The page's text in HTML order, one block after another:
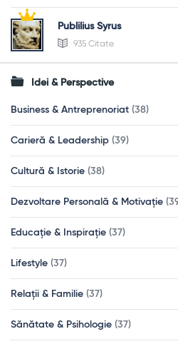
Publilius Syrus
935 Citate
Idei & Perspective
Business & Antreprenoriat (38)
Carieră & Leadership (39)
Cultură & Istorie (38)
Dezvoltare Personală & Motivație
Educație & Inspirație (37)
Lifestyle (37)
Relații & Familie (37)
Sănătate & Psihologie (37)